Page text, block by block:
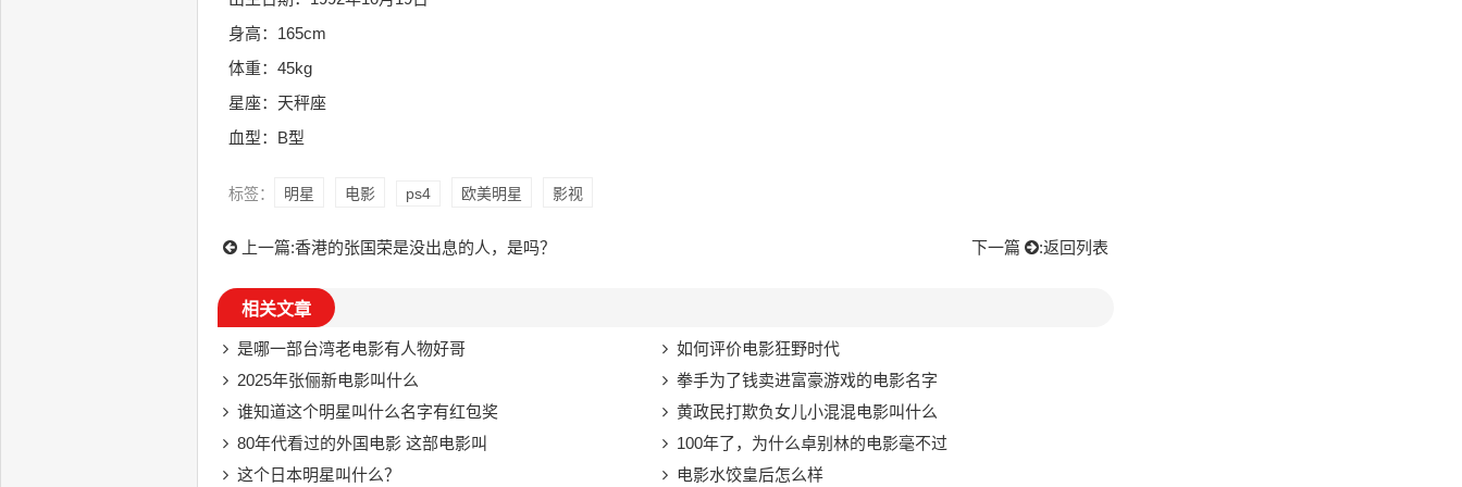
身高：165cm
体重：45kg
星座：天秤座
血型：B型
标签： 明星 电影 ps4 欧美明星 影视
上一篇:香港的张国荣是没出息的人，是吗？ 下一篇 :返回列表
相关文章
是哪一部台湾老电影有人物好哥
如何评价电影狂野时代
2025年张俪新电影叫什么
拳手为了钱卖进富豪游戏的电影名字
谁知道这个明星叫什么名字有红包奖
黄政民打欺负女儿小混混电影叫什么
80年代看过的外国电影 这部电影叫
100年了，为什么卓别林的电影毫不过
这个日本明星叫什么？
电影水饺皇后怎么样